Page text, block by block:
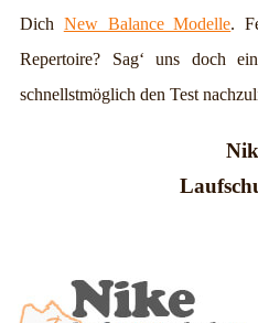
Dich New Balance Modelle.
Repertoire? Sag‘ uns doch
schnellstmöglich den Test